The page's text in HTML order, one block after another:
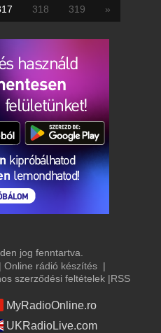
318 319 »
jog fenntartva.
Online rádió készítés |
szerződési feltételek |RSS
MyRadioOnline.ro
UKRadioLive.com